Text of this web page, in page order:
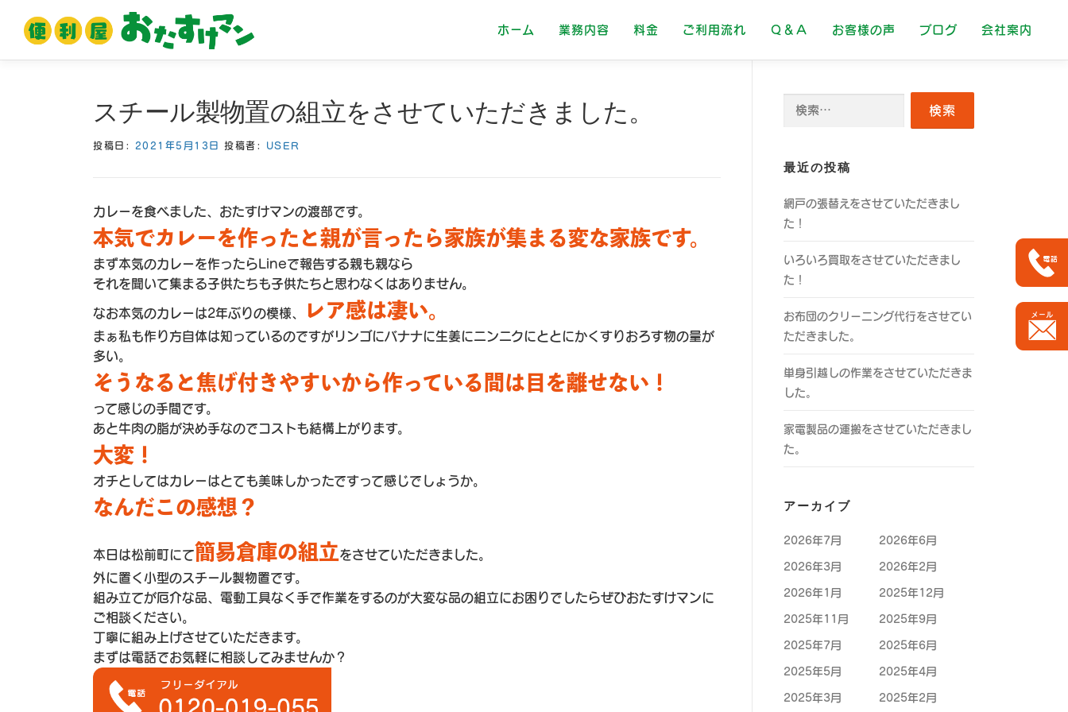
ホーム 業務内容 料金 ご利用流れ Ｑ＆Ａ お客様の声 ブログ 会社案内
スチール製物置の組立をさせていただきました。
投稿日: 2021年5月13日 投稿者: USER
カレーを食べました、おたすけマンの渡部です。
本気でカレーを作ったと親が言ったら家族が集まる変な家族です。
まず本気のカレーを作ったらLineで報告する親も親なら
それを聞いて集まる子供たちも子供たちと思わなくはありません。
なお本気のカレーは2年ぶりの模様、 レア感は凄い。
まぁ私も作り方自体は知っているのですがリンゴにバナナに生姜にニンニクにととにかくすりおろす物の量が
多い。
そうなると焦げ付きやすいから作っている間は目を離せない！
って感じの手間です。
あと牛肉の脂が決め手なのでコストも結構上がります。
大変！
オチとしてはカレーはとても美味しかったですって感じでしょうか。
なんだこの感想？
本日は松前町にて簡易倉庫の組立をさせていただきました。
外に置く小型のスチール製物置です。
組み立てが厄介な品、電動工具なく手で作業をするのが大変な品の組立にお困りでしたらぜひおたすけマンに
ご相談ください。
丁寧に組み上げさせていただきます。
まずは電話でお気軽に相談してみませんか？
最近の投稿
網戸の張替えをさせていただきまし
た！
いろいろ買取をさせていただきまし
た！
お布団のクリーニング代行をさせてい
ただきました。
単身引越しの作業をさせていただきま
した。
家電製品の運搬をさせていただきまし
た。
アーカイブ
2026年7月 2026年6月
2026年3月 2026年2月
2026年1月 2025年12月
2025年11月 2025年9月
2025年7月 2025年6月
2025年5月 2025年4月
2025年3月 2025年2月